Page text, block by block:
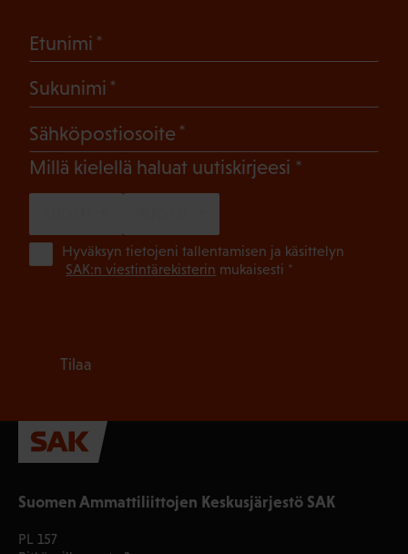
Suomen Ammattiliittojen Keskusjärjestö SAK
PL 157
Etunimi
Sukunimi
Sähköpostiosoite
Millä kielellä haluat uutiskirjeesi (Pakollinen)
Hyväksyn tietojeni tallentamisen ja käsittelyn
SAK:n viestintärekisterin mukaisesti *
Tilaa